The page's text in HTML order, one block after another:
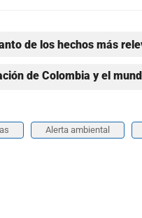
de los hechos más
de Colombia y el
Alerta ambiental